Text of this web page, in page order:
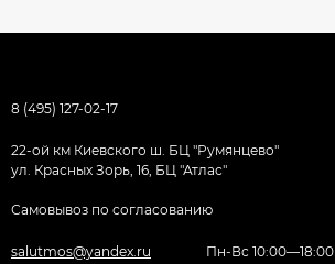
8 (495) 127-02-17
22-ой км Киевского ш. БЦ "Румянцево"
ул. Красных Зорь, 16, БЦ "Атлас"
Самовывоз по согласованию
salutmos@yandex.ru Пн-Вс 10:00—18:00